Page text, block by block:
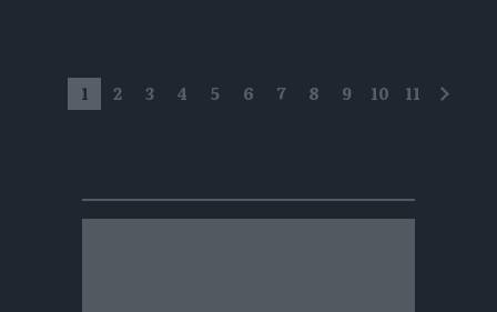
1 2 3 4 5 6 7 8 9 10 11